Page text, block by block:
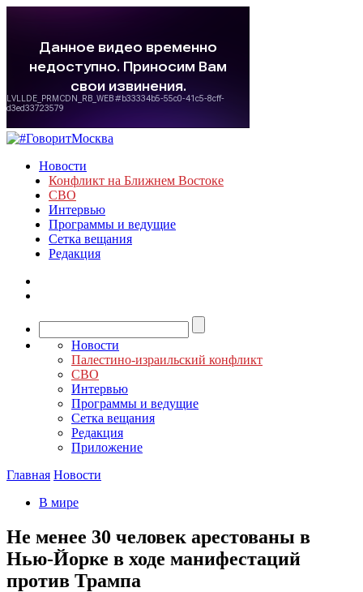
Новости
Конфликт на Ближнем Востоке
СВО
Интервью
Программы и ведущие
Сетка вещания
Редакция
Новости
Палестино-израильский конфликт
СВО
Интервью
Программы и ведущие
Сетка вещания
Редакция
Приложение
Главная Новости
В мире
Не менее 30 человек арестованы в
Нью-Йорке в ходе манифестаций
против Трампа